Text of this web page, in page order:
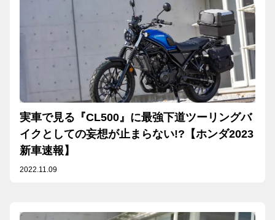
実車で見る『CL500』に最強下道ツーリングバ
イクとしての妄想が止まらない!?【ホンダ2023
新車速報】
2022.11.09